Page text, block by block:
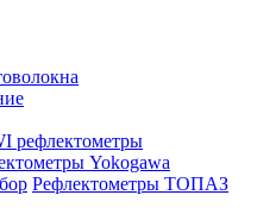
рефлектометры
Yokogawa
Рефлектометры ТОПАЗ